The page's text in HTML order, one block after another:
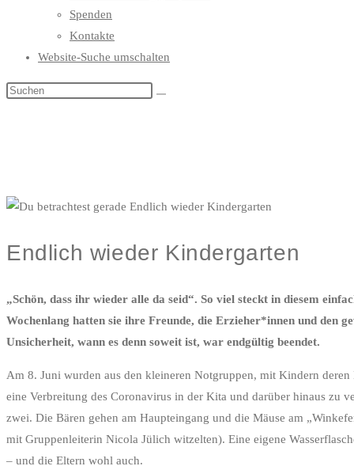
Spenden
Kontakte
Website-Suche umschalten
Endlich wieder Kindergarten
„Schön, dass ihr wieder alle da seid“. So viel steckt in diesem
Wochenlang hatten sie ihre Freunde, die Erzieher*innen und den
Unsicherheit, wann es denn soweit ist, war endgültig beendet.
Am 8. Juni wurden aus den kleineren Notgruppen, mit Kindern
eine Verbreitung des Coronavirus in der Kita und darüber hinaus zu
zwei. Die Bären gehen am Haupteingang und die Mäuse am
mit Gruppenleiterin Nicola Jülich witzelten). Eine eigene
– und die Eltern wohl auch.